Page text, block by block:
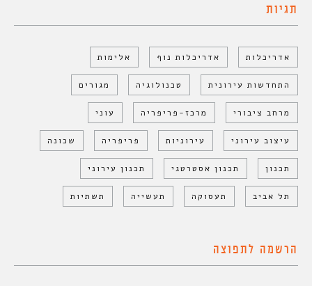
תגיות
אדריכלות אדריכלות נוף אלימות
התחדשות עירונית טכנולוגיה מגורים
מרחב ציבורי מרכז-פריפריה עוני
עיצוב עירוני עירוניות פריפריה שכונה
תכנון תכנון אסטרטגי תכנון עירוני
תל אביב תעסוקה תעשייה תשתיות
הרשמה לתפוצה